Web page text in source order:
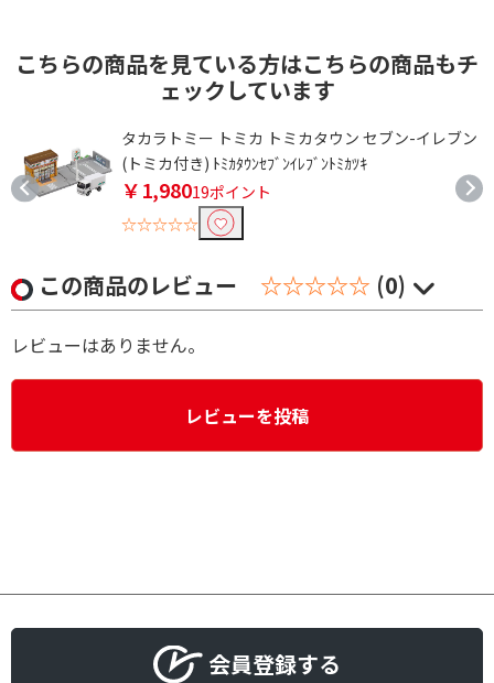
こちらの商品を見ている方はこちらの商品もチ
ェックしています
タカラトミー トミカ トミカタウン セブン-イレブン
(トミカ付き) ﾄﾐｶﾀｳﾝｾﾌﾞﾝｲﾚﾌﾞﾝﾄﾐｶﾂｷ
￥1,98019ポイント
☆☆☆☆☆
この商品のレビュー ☆☆☆☆☆ (0)
レビューはありません。
レビューを投稿
会員登録する